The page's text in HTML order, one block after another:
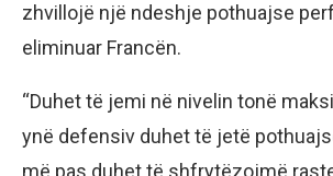
zhvillojë një ndeshje pothuajse
eliminuar Francën.
“Duhet të jemi në nivelin tonë
ynë defensiv duhet të jetë
më pas duhet të shfrytëzojmë